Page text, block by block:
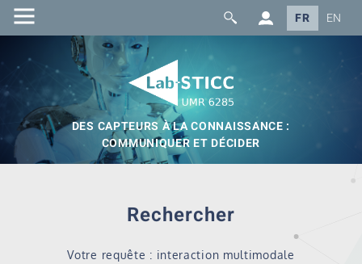
FR EN
DES CAPTEURS À LA CONNAISSANCE :
COMMUNIQUER ET DÉCIDER
Rechercher
Votre requête : interaction multimodale